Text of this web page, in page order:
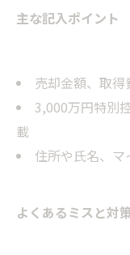
主な記入ポイント
売却金額、取
3,000万円特別
載
住所や氏名、
よくあるミスと対